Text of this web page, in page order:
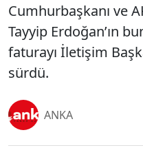
Cumhurbaşkanı ve
Tayyip Erdoğan’ın
faturayı İletişim
sürdü.
ANKA